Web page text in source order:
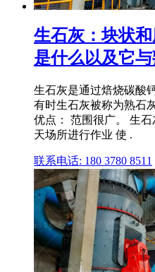
生石灰：块状
是什么以及它
生石灰是通过焙烧碳酸
有时生石灰被称为熟石
优点： 范围很广。 生
天场所进行作业 使 .
联系电话: 180 3780 8511